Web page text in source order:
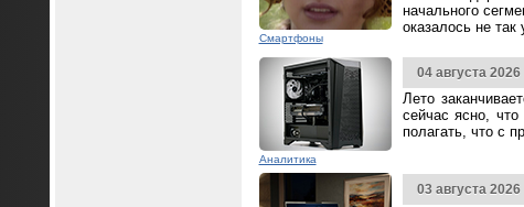
Смартфоны
начального
оказалось не
Аналитика
04 августа 2026
Лето
сейчас ясно,
полагать, что с
03 августа 2026